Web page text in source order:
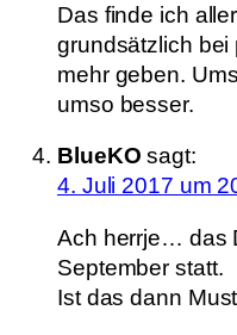
Das finde ich
grundsätzlich bei
mehr geben.
umso besser.
BlueKO sagt:
4. Juli 2017 um
Ach herrje… das
September statt.
Ist das dann